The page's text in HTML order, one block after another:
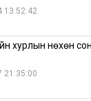
13:52:42
хурлын нөхөн
21:35:00